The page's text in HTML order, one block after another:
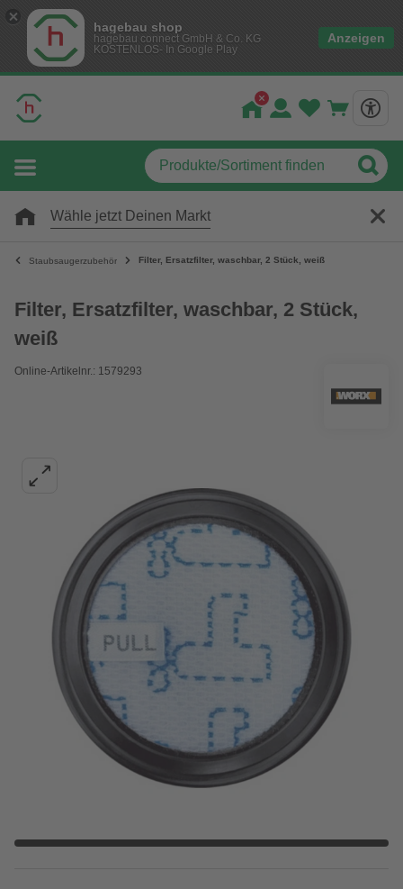
hagebau shop
hagebau connect GmbH & Co. KG
KOSTENLOS- In Google Play
Anzeigen
Wähle jetzt Deinen Markt
Staubsaugerzubehör Filter, Ersatzfilter, waschbar, 2 Stück, weiß
Filter, Ersatzfilter, waschbar, 2 Stück,
weiß
Online-Artikelnr.: 1579293